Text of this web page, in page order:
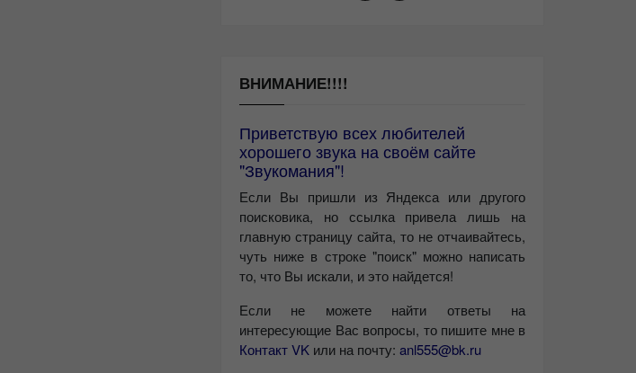
ВНИМАНИЕ!!!!
Приветствую всех любителей
хорошего звука на своём сайте
"Звукомания"!
Если Вы пришли из Яндекса или другого
поисковика, но ссылка привела лишь на
главную страницу сайта, то не отчаивайтесь,
чуть ниже в строке "поиск" можно написать
то, что Вы искали, и это найдется!
Если не можете найти ответы на
интересующие Вас вопросы, то пишите мне в
Контакт VK или на почту: anl555@bk.ru